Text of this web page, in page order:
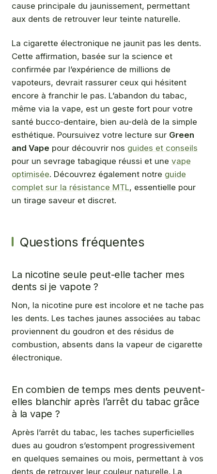
cause principale du jaunissement, permettant
aux dents de retrouver leur teinte naturelle.
La cigarette électronique ne jaunit pas les dents.
Cette affirmation, basée sur la science et
confirmée par l’expérience de millions de
vapoteurs, devrait rassurer ceux qui hésitent
encore à franchir le pas. L’abandon du tabac,
même via la vape, est un geste fort pour votre
santé bucco-dentaire, bien au-delà de la simple
esthétique. Poursuivez votre lecture sur Green
and Vape pour découvrir nos guides et conseils
pour un sevrage tabagique réussi et une vape
optimisée. Découvrez également notre guide
complet sur la résistance MTL, essentielle pour
un tirage saveur et discret.
Questions fréquentes
La nicotine seule peut-elle tacher mes
dents si je vapote ?
Non, la nicotine pure est incolore et ne tache pas
les dents. Les taches jaunes associées au tabac
proviennent du goudron et des résidus de
combustion, absents dans la vapeur de cigarette
électronique.
En combien de temps mes dents peuvent-
elles blanchir après l’arrêt du tabac grâce
à la vape ?
Après l’arrêt du tabac, les taches superficielles
dues au goudron s’estompent progressivement
en quelques semaines ou mois, permettant à vos
dents de retrouver leur couleur naturelle. La